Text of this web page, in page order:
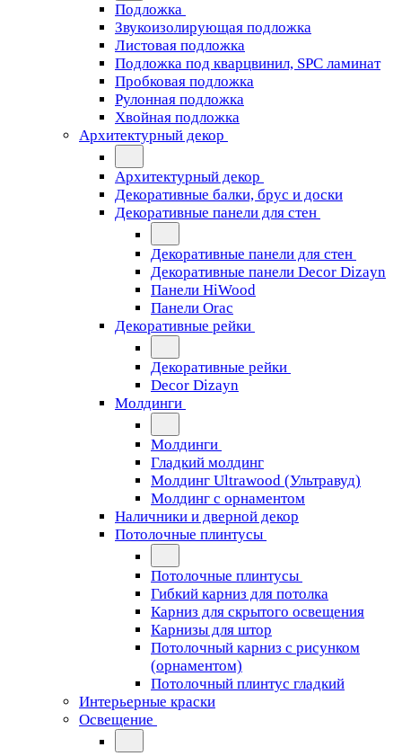
Подложка
Звукоизолирующая подложка
Листовая подложка
Подложка под кварцвинил, SPC ламинат
Пробковая подложка
Рулонная подложка
Хвойная подложка
Архитектурный декор
Архитектурный декор
Декоративные балки, брус и доски
Декоративные панели для стен
Декоративные панели для стен
Декоративные панели Decor Dizayn
Панели HiWood
Панели Orac
Декоративные рейки
Декоративные рейки
Decor Dizayn
Молдинги
Молдинги
Гладкий молдинг
Молдинг Ultrawood (Ультравуд)
Молдинг с орнаментом
Наличники и дверной декор
Потолочные плинтусы
Потолочные плинтусы
Гибкий карниз для потолка
Карниз для скрытого освещения
Карнизы для штор
Потолочный карниз с рисунком
(орнаментом)
Потолочный плинтус гладкий
Интерьерные краски
Освещение